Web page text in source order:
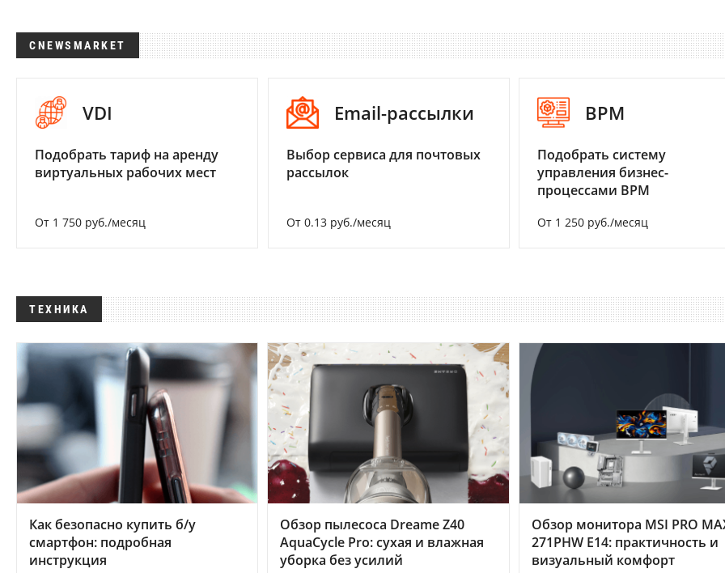
CNEWSMARKET
VDI
Подобрать тариф на аренду
виртуальных рабочих мест
От 1 750 руб./месяц
Email-рассылки
Выбор сервиса для почтовых
рассылок
От 0.13 руб./месяц
BPM
Подобрать систему
управления бизнес-
процессами BPM
От 1 250 руб./месяц
ТЕХНИКА
Как безопасно купить б/у
смартфон: подробная
инструкция
Обзор пылесоса Dreame Z40
AquaCycle Pro: сухая и влажная
уборка без усилий
Обзор монитора MSI PRO
271PHW E14: практичность и
визуальный комфорт